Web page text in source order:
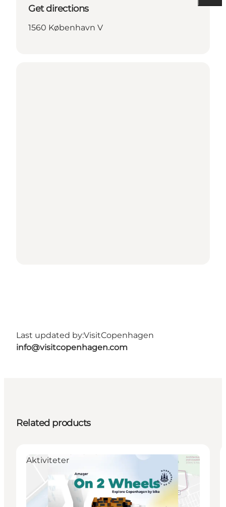
Get directions
1560 København V
Last updated by:VisitCopenhagen
info@visitcopenhagen.com
Related products
Aktiviteter